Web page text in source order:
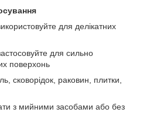
для делікатних
для сильно
поверхонь
сковорідок, раковин, плитки,
з мийними засобами або без